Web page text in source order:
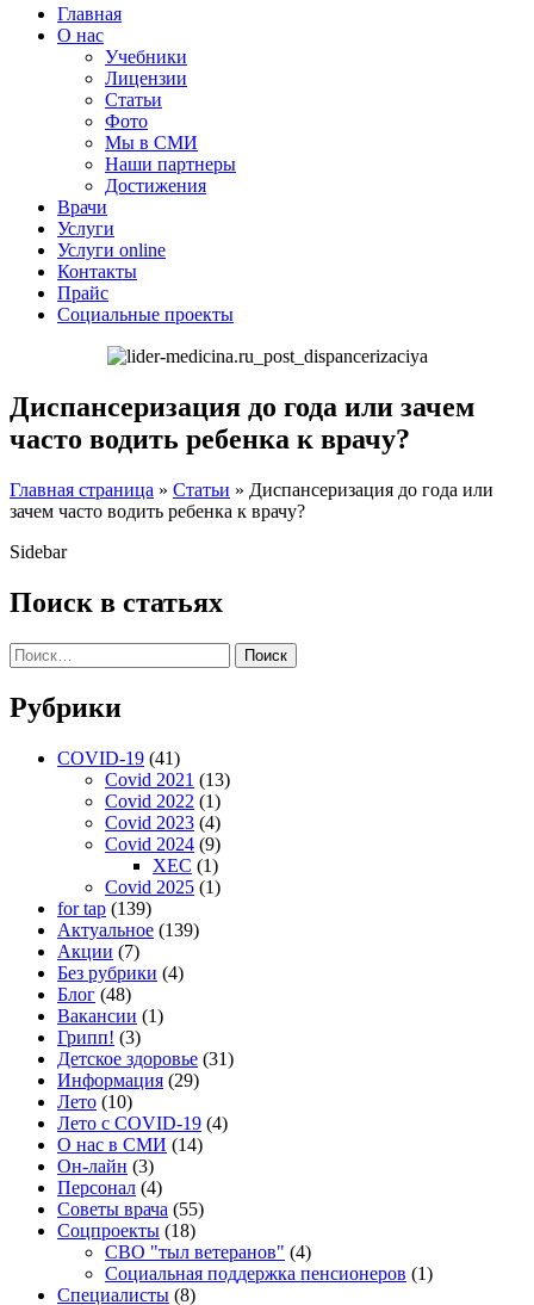
Главная
О нас
Учебники
Лицензии
Статьи
Фото
Мы в СМИ
Наши партнеры
Достижения
Врачи
Услуги
Услуги online
Контакты
Прайс
Социальные проекты
Диспансеризация до года или зачем
часто водить ребенка к врачу?
Главная страница » Статьи » Диспансеризация до года или
зачем часто водить ребенка к врачу?
Sidebar
Поиск в статьях
Поиск
Рубрики
COVID-19 (41)
Covid 2021 (13)
Covid 2022 (1)
Covid 2023 (4)
Covid 2024 (9)
XEC (1)
Covid 2025 (1)
for tap (139)
Актуальное (139)
Акции (7)
Без рубрики (4)
Блог (48)
Вакансии (1)
Грипп! (3)
Детское здоровье (31)
Информация (29)
Лето (10)
Лето с COVID-19 (4)
О нас в СМИ (14)
Он-лайн (3)
Персонал (4)
Советы врача (55)
Соцпроекты (18)
СВО "тыл ветеранов" (4)
Социальная поддержка пенсионеров (1)
Специалисты (8)